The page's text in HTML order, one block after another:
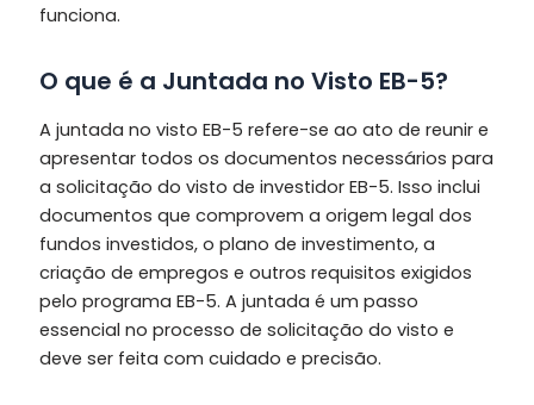
funciona.
O que é a Juntada no Visto EB-5?
A juntada no visto EB-5 refere-se ao ato de reunir e
apresentar todos os documentos necessários para
a solicitação do visto de investidor EB-5. Isso inclui
documentos que comprovem a origem legal dos
fundos investidos, o plano de investimento, a
criação de empregos e outros requisitos exigidos
pelo programa EB-5. A juntada é um passo
essencial no processo de solicitação do visto e
deve ser feita com cuidado e precisão.